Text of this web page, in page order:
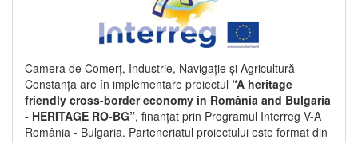
Camera de Comerț, Industrie, Navigație și Agricultură
Constanța are în implementare proiectul “A heritage
friendly cross-border economy in România and Bulgaria
- HERITAGE RO-BG”, finanțat prin Programul Interreg V-A
România - Bulgaria. Parteneriatul proiectului este format din